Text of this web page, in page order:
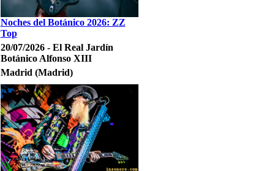
Noches del Botánico 2026: ZZ
Top
20/07/2026 - El Real Jardín
Botánico Alfonso XIII
Madrid (Madrid)